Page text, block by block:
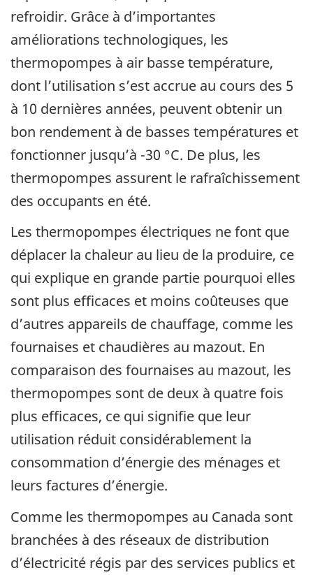
refroidir. Grâce à d’importantes
améliorations technologiques, les
thermopompes à air basse température,
dont l’utilisation s’est accrue au cours des 5
à 10 dernières années, peuvent obtenir un
bon rendement à de basses températures et
fonctionner jusqu’à -30 °C. De plus, les
thermopompes assurent le rafraîchissement
des occupants en été.
Les thermopompes électriques ne font que
déplacer la chaleur au lieu de la produire, ce
qui explique en grande partie pourquoi elles
sont plus efficaces et moins coûteuses que
d’autres appareils de chauffage, comme les
fournaises et chaudières au mazout. En
comparaison des fournaises au mazout, les
thermopompes sont de deux à quatre fois
plus efficaces, ce qui signifie que leur
utilisation réduit considérablement la
consommation d’énergie des ménages et
leurs factures d’énergie.
Comme les thermopompes au Canada sont
branchées à des réseaux de distribution
d’électricité régis par des services publics et